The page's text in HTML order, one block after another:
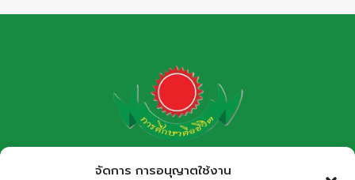
จัดการ การอนุญาตใช้งาน
โรงเรียนกาฬสินธุ์พิทยาสรรพ์